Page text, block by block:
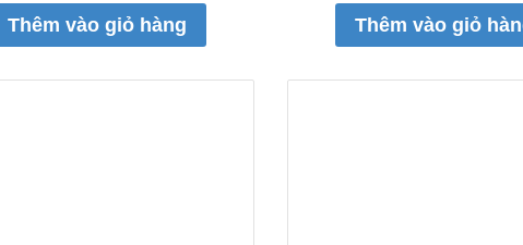
Thêm vào giỏ hàng
Thêm vào giỏ